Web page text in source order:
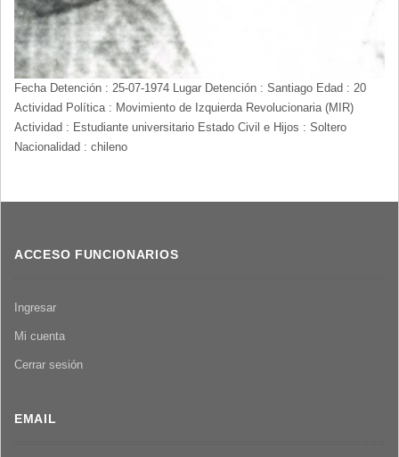
Fecha Detención : 25-07-1974 Lugar Detención : Santiago Edad : 20
Actividad Política : Movimiento de Izquierda Revolucionaria (MIR)
Actividad : Estudiante universitario Estado Civil e Hijos : Soltero
Nacionalidad : chileno
ACCESO FUNCIONARIOS
Ingresar
Mi cuenta
Cerrar sesión
EMAIL